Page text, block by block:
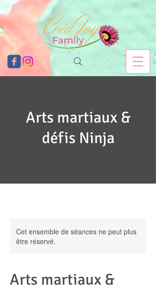
Arts martiaux &
défis Ninja
Cet ensemble de séances ne peut plus
être réservé.
Arts martiaux &